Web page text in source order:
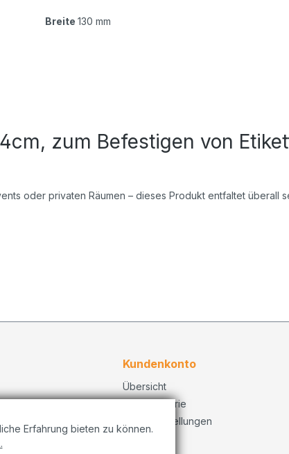
Breite 130 mm
zum Befestigen von
oder privaten Räumen – dieses Produkt entfaltet überall
Kundenkonto
Übersicht
Bestellhistorie
Konto Einstellungen
Erfahrung bieten zu können.